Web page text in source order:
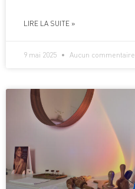
LIRE LA SUITE »
9 mai 2025 Aucun commentaire